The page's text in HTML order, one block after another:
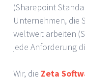
(Sharepoint
Unternehmen, die
weltweit arbeiten
jede Anforderung
Wir, die Zeta